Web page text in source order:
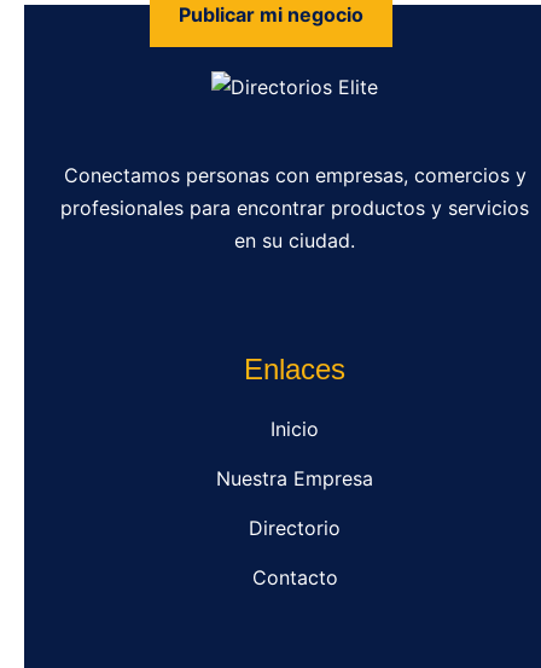
Publicar mi negocio
Conectamos personas con empresas, comercios y
profesionales para encontrar productos y servicios
en su ciudad.
Enlaces
Inicio
Nuestra Empresa
Directorio
Contacto